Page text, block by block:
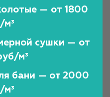
— от 1800
м³
сушки — от
м³
бани — от 2000
м³